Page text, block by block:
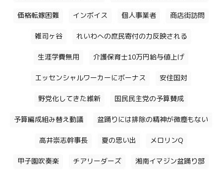
価格転嫁困難 インボイス 個人事業者 商店街訪問
雑司ヶ谷 れいわへの庶民寄付の力反映される
生涯学費無用 介護保育士10万円給与値上げ
エッセンシャルワーカーにボーナス 安住国対
野党化してきた維新 国民民主党の予算賛成
予算編成組み替え動議 盆踊りには排除の精神が微塵もない
高井崇志幹事長 夏の思い出 メロリンQ
甲子園吹奏楽 チアリーダーズ 湘南イマジン盆踊り部